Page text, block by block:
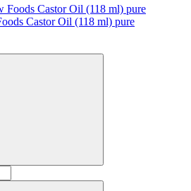
Castor Oil (118 ml) pure